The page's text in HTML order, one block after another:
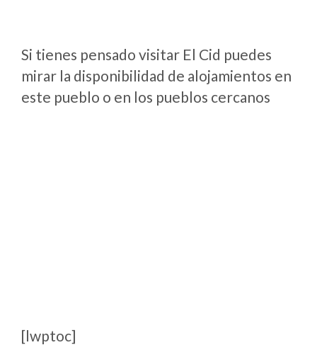
Si tienes pensado visitar El Cid puedes
mirar la disponibilidad de alojamientos en
este pueblo o en los pueblos cercanos
[lwptoc]